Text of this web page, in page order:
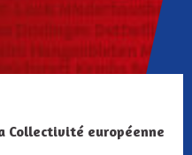
Collectivité européenne